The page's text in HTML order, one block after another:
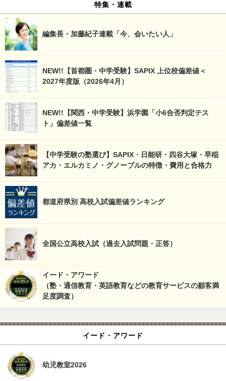
特集・連載
編集長・加藤紀子連載「今、会いたい人」
NEW!!【首都圏・中学受験】SAPIX 上位校偏差値＜
2027年度版（2026年4月）
NEW!!【関西・中学受験】浜学園「小6合否判定テス
ト」偏差値一覧
【中学受験の塾選び】SAPIX・日能研・四谷大塚・早稲
アカ・エルカミノ・グノーブルの特徴・費用と合格力
都道府県別 高校入試偏差値ランキング
全国公立高校入試（過去入試問題・正答）
イード・アワード
（塾・通信教育・英語教育などの教育サービスの顧客満
足度調査）
イード・アワード
幼児教室2026